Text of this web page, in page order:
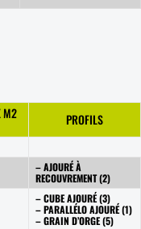
M2 PROFILS
– AJOURÉ À
RECOUVREMENT (2)
– CUBE AJOURÉ (3)
– PARALLÉLO AJOURÉ (1)
– GRAIN D’ORGE (5)